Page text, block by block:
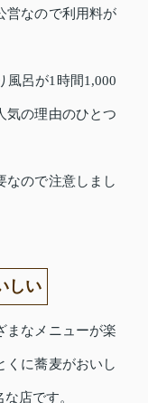
営なので利用料が
風呂が1時間1,000
気の理由のひとつ
なので注意しまし
しい
まなメニューが楽
くに蕎麦がおいし
店です。